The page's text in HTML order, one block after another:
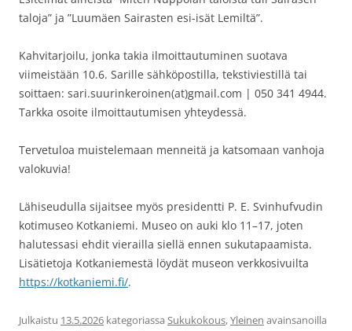
taloja” ja ”Luumäen Sairasten esi-isät Lemiltä”.
Kahvitarjoilu, jonka takia ilmoittautuminen suotava
viimeistään 10.6. Sarille sähköpostilla, tekstiviestillä tai
soittaen: sari.suurinkeroinen(at)gmail.com | 050 341 4944.
Tarkka osoite ilmoittautumisen yhteydessä.
Tervetuloa muistelemaan menneitä ja katsomaan vanhoja
valokuvia!
Lähiseudulla sijaitsee myös presidentti P. E. Svinhufvudin
kotimuseo Kotkaniemi. Museo on auki klo 11–17, joten
halutessasi ehdit vierailla siellä ennen sukutapaamista.
Lisätietoja Kotkaniemestä löydät museon verkkosivuilta
https://kotkaniemi.fi/.
Julkaistu 13.5.2026 kategoriassa Sukukokous,Yleinen avainsanoilla